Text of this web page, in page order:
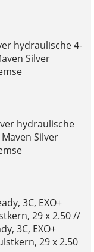
hydraulische 4-
Silver
hydraulische
Silver
3C, EXO+
29 x 2.50 //
3C, EXO+
29 x 2.50